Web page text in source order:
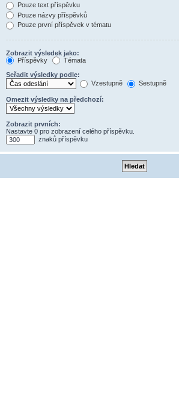
Pouze text příspěvku
Pouze názvy příspěvků
Pouze první příspěvek v tématu
Zobrazit výsledek jako:
Příspěvky
Témata
Seřadit výsledky podle:
Vzestupně
Sestupně
Omezit výsledky na předchozí:
Zobrazit prvních:
Nastavte 0 pro zobrazení celého příspěvku.
znaků příspěvku